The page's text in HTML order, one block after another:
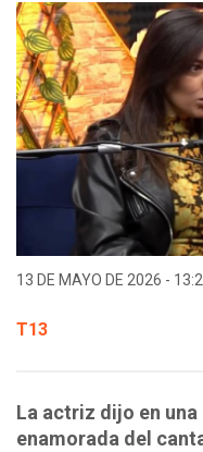
13 DE MAYO DE 2026 -
T13
La actriz dijo en
enamorada del